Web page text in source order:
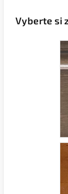
Vyberte si